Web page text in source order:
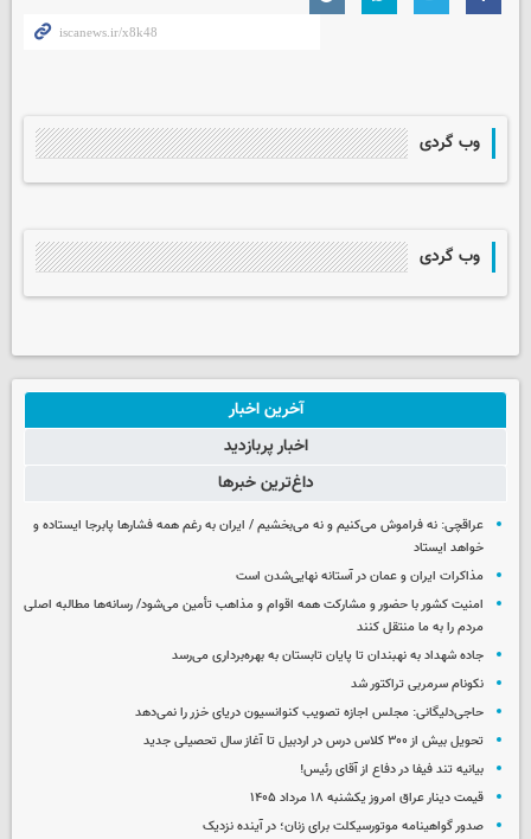
وب گردی
وب گردی
آخرین اخبار
اخبار پربازدید
داغ‌ترین خبرها
عراقچی: نه فراموش می‌کنیم و نه می‌بخشیم / ایران به رغم همه فشارها پابرجا ایستاده و
خواهد ایستاد
مذاکرات ایران و عمان در آستانه نهایی‌شدن است
امنیت کشور با حضور و مشارکت همه اقوام و مذاهب تأمین می‌شود/ رسانه‌ها مطالبه اصلی
مردم را به ما منتقل کنند
جاده شهداد به نهبندان تا پایان تابستان به بهره‌برداری می‌رسد
نکونام سرمربی تراکتور شد
حاجی‌دلیگانی: مجلس اجازه تصویب کنوانسیون دریای خزر را نمی‌دهد
تحویل بیش از ۳۰۰ کلاس درس در اردبیل تا آغاز سال تحصیلی جدید
بیانیه تند فیفا در دفاع از آقای رئیس!
قیمت دینار عراق امروز یکشنبه ۱۸ مرداد ۱۴۰۵
صدور گواهینامه موتورسیکلت برای زنان؛ در آینده نزدیک